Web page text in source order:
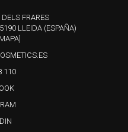
FRARES
LLEIDA (ESPAÑA)
110